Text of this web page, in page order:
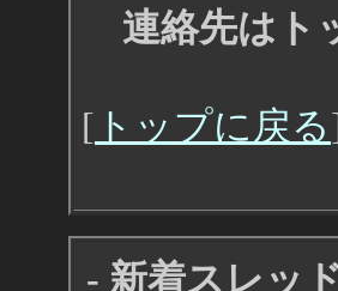
連絡先はト
[ トップに戻る
- 新着スレッ